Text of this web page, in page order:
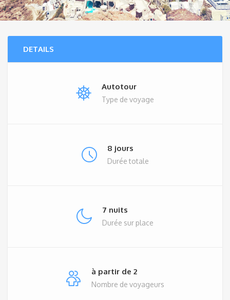
DETAILS
Autotour
Type de voyage
8 jours
Durée totale
7 nuits
Durée sur place
à partir de 2
Nombre de voyageurs